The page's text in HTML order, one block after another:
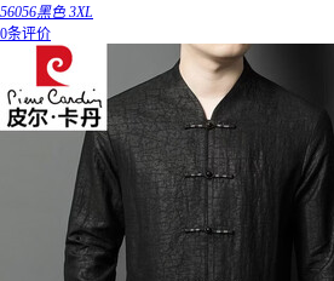
56056黑色 3XL
0条评价